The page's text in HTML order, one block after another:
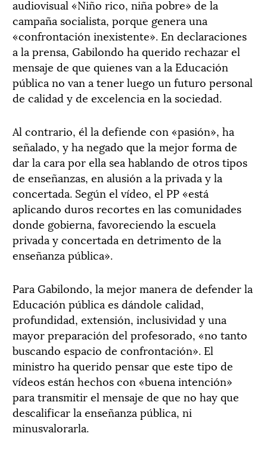
audiovisual «Niño rico, niña pobre» de la
campaña socialista, porque genera una
«confrontación inexistente». En declaraciones
a la prensa, Gabilondo ha querido rechazar el
mensaje de que quienes van a la Educación
pública no van a tener luego un futuro personal
de calidad y de excelencia en la sociedad.
Al contrario, él la defiende con «pasión», ha
señalado, y ha negado que la mejor forma de
dar la cara por ella sea hablando de otros tipos
de enseñanzas, en alusión a la privada y la
concertada. Según el vídeo, el PP «está
aplicando duros recortes en las comunidades
donde gobierna, favoreciendo la escuela
privada y concertada en detrimento de la
enseñanza pública».
Para Gabilondo, la mejor manera de defender la
Educación pública es dándole calidad,
profundidad, extensión, inclusividad y una
mayor preparación del profesorado, «no tanto
buscando espacio de confrontación». El
ministro ha querido pensar que este tipo de
vídeos están hechos con «buena intención»
para transmitir el mensaje de que no hay que
descalificar la enseñanza pública, ni
minusvalorarla.